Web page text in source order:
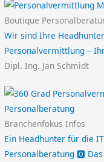
Boutique
Wir sind Ihre
Personalvermittlung –
Dipl. Ing. Jan Schmidt
Branchenfokus Infos
Ein Headhunter für die
Personalberatung 🅾️